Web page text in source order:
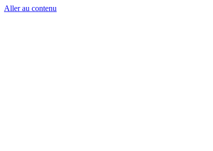
Aller au contenu